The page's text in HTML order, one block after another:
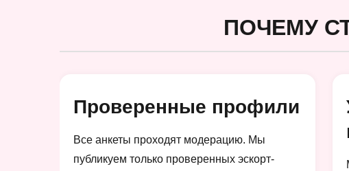
ПОЧЕМУ
Проверенные профили
Все анкеты проходят модерацию. Мы
публикуем только проверенных эскорт-